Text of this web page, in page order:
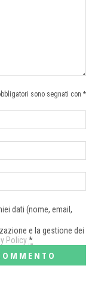
sono segnati con *
dati (nome, email,
e la gestione dei
Policy*